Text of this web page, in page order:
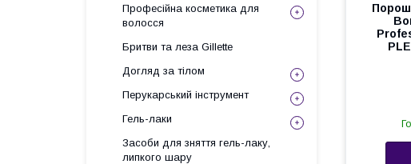
Професійна косметика для
волосся
Бритви та леза Gillette
Догляд за тілом
Перукарський інструмент
Гель-лаки
Засоби для зняття гель-лаку,
липкого шару